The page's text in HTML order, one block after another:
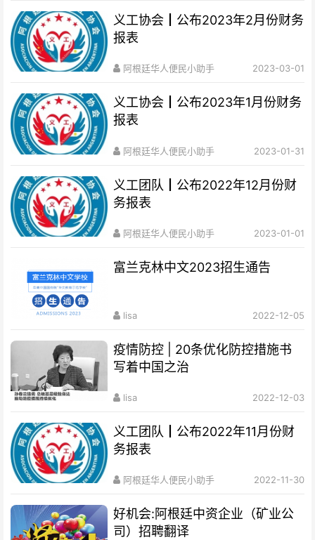
义工协会┃公布2023年2月份财务
报表
阿根廷华人便民小助手 2023-03-01
义工协会┃公布2023年1月份财务
报表
阿根廷华人便民小助手 2023-01-31
义工团队┃公布2022年12月份财
务报表
阿根廷华人便民小助手 2023-01-01
富兰克林中文2023招生通告
lisa 2022-12-05
疫情防控 | 20条优化防控措施书
写着中国之治
lisa 2022-12-03
义工团队┃公布2022年11月份财
务报表
阿根廷华人便民小助手 2022-11-30
好机会:阿根廷中资企业（矿业公
司）招聘翻译